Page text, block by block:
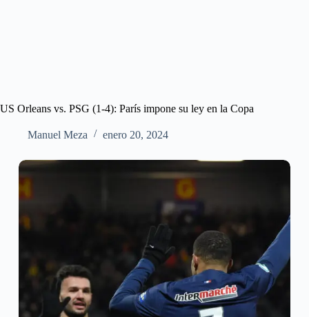
US Orleans vs. PSG (1-4): París impone su ley en la Copa
Manuel Meza enero 20, 2024